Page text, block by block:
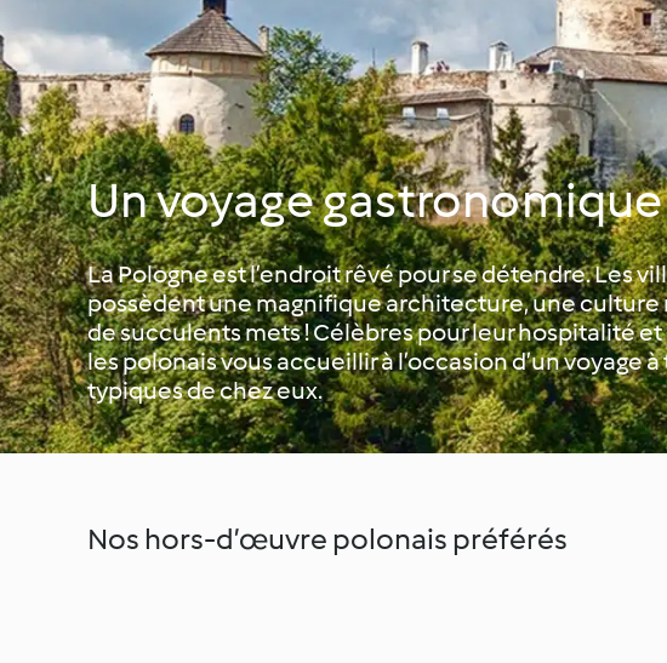
Un voyage gastronomique
La Pologne est l’endroit rêvé pour se détendre. Les
possèdent une magnifique architecture, une
de succulents mets ! Célèbres pour leur hospitalité
les polonais vous accueillir à l’occasion d’un voyage
typiques de chez eux.
Nos hors-d’œuvre polonais préférés